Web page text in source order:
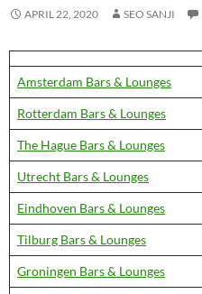
APRIL 22, 2020 SEO SANJI
Amsterdam Bars & Lounges
Rotterdam Bars & Lounges
The Hague Bars & Lounges
Utrecht Bars & Lounges
Eindhoven Bars & Lounges
Tilburg Bars & Lounges
Groningen Bars & Lounges